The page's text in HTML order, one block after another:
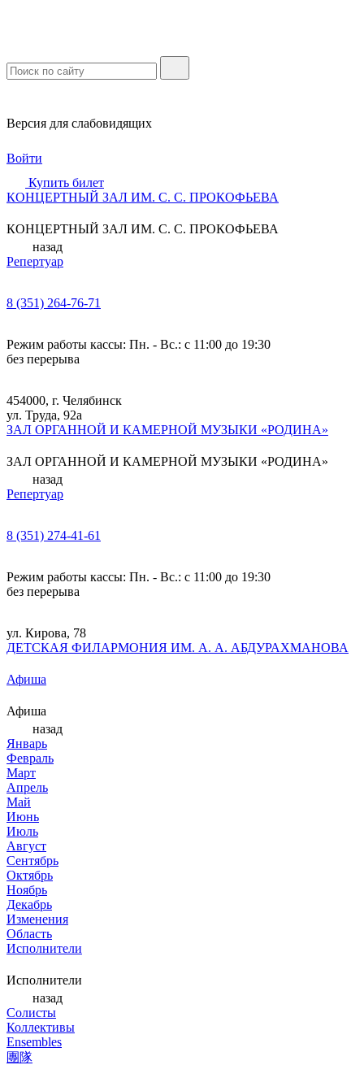
Версия для слабовидящих
Войти
Купить билет
КОНЦЕРТНЫЙ ЗАЛ ИМ. С. С. ПРОКОФЬЕВА
КОНЦЕРТНЫЙ ЗАЛ ИМ. С. С. ПРОКОФЬЕВА
назад
Репертуар
8 (351) 264-76-71
Режим работы кассы: Пн. - Вс.: с 11:00 до 19:30
без перерыва
454000, г. Челябинск
ул. Труда, 92а
ЗАЛ ОРГАННОЙ И КАМЕРНОЙ МУЗЫКИ «РОДИНА»
ЗАЛ ОРГАННОЙ И КАМЕРНОЙ МУЗЫКИ «РОДИНА»
назад
Репертуар
8 (351) 274-41-61
Режим работы кассы: Пн. - Вс.: с 11:00 до 19:30
без перерыва
ул. Кирова, 78
ДЕТСКАЯ ФИЛАРМОНИЯ ИМ. А. А. АБДУРАХМАНОВА
Афиша
Афиша
назад
Январь
Февраль
Март
Апрель
Май
Июнь
Июль
Август
Сентябрь
Октябрь
Ноябрь
Декабрь
Изменения
Область
Исполнители
Исполнители
назад
Солисты
Коллективы
Ensembles
團隊